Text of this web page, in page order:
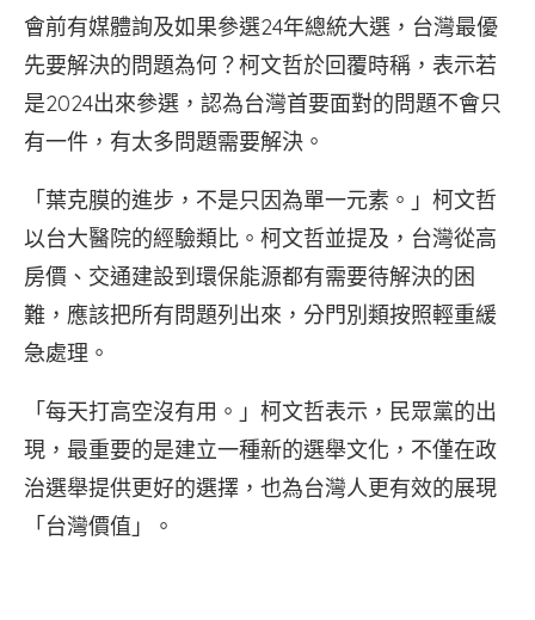
會前有媒體詢及如果參選24年總統大選，台灣最優
先要解決的問題為何？柯文哲於回覆時稱，表示若
是2024出來參選，認為台灣首要面對的問題不會只
有一件，有太多問題需要解決。
「葉克膜的進步，不是只因為單一元素。」柯文哲
以台大醫院的經驗類比。柯文哲並提及，台灣從高
房價、交通建設到環保能源都有需要待解決的困
難，應該把所有問題列出來，分門別類按照輕重緩
急處理。
「每天打高空沒有用。」柯文哲表示，民眾黨的出
現，最重要的是建立一種新的選舉文化，不僅在政
治選舉提供更好的選擇，也為台灣人更有效的展現
「台灣價值」。